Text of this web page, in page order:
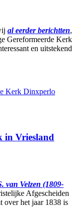
al eerder berichtten,
Gereformeerde Kerk
en uitstekend
Kerk Dinxperlo
in Vriesland
van Velzen (1809-
Afgescheiden
over het jaar 1838 is